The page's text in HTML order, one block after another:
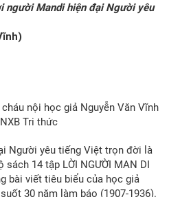
người Mandi hiện đại Người yêu
nội học giả Nguyễn Văn Vĩnh
Tri thức
Người yêu tiếng Việt trọn đời là
14 tập LỜI NGƯỜI MAN DI
bài viết tiêu biểu của học giả
30 năm làm báo (1907-1936).